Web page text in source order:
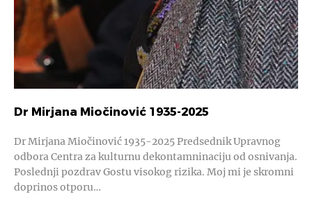
Dr Mirjana Miočinović 1935-2025
Dr Mirjana Miočinović 1935-2025 Predsednik Upravnog
odbora Centra za kulturnu dekontamninaciju od osnivanja.
Poslednji pozdrav Gostu visokog rizika. Moj mi je skromni
doprinos otporu…